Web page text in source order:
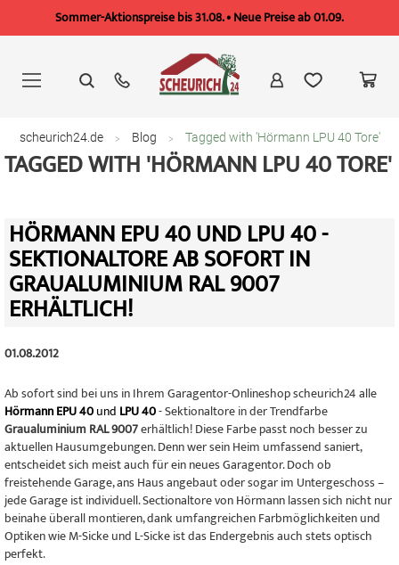
Sommer-Aktionspreise bis 31.08. • Neue Preise ab 01.09.
springen
scheurich24.de Blog Tagged with 'Hörmann LPU 40 Tore'
TAGGED WITH 'HÖRMANN LPU 40 TORE'
HÖRMANN EPU 40 UND LPU 40 -
SEKTIONALTORE AB SOFORT IN
GRAUALUMINIUM RAL 9007
ERHÄLTLICH!
01.08.2012
Ab sofort sind bei uns in Ihrem Garagentor-Onlineshop scheurich24 alle
Hörmann EPU 40und LPU 40- Sektionaltore in der Trendfarbe
Graualuminium RAL 9007erhältlich! Diese Farbe passt noch besser zu
aktuellen Hausumgebungen. Denn wer sein Heim umfassend saniert,
entscheidet sich meist auch für ein neues Garagentor. Doch ob
freistehende Garage, ans Haus angebaut oder sogar im Untergeschoss –
jede Garage ist individuell. Sectionaltore von Hörmann lassen sich nicht nur
beinahe überall montieren, dank umfangreichen Farbmöglichkeiten und
Optiken wie M-Sicke und L-Sicke ist das Endergebnis auch stets optisch
perfekt.